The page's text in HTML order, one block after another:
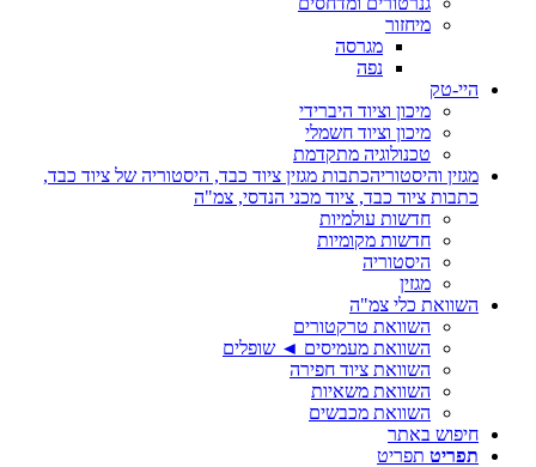
מיחזור
מגרסה
נפה
היי-טק
מיכון וציוד היברידי
מיכון וציוד חשמלי
טכנולוגיה מתקדמת
מגזין והיסטוריהכתבות מגזין ציוד כבד, היסטוריה של ציוד כבד,
כתבות ציוד כבד, ציוד מכני הנדסי, צמ"ה
חדשות עולמיות
חדשות מקומיות
היסטוריה
מגזין
השוואת כלי צמ"ה
השוואת טרקטורים
השוואת מעמיסים ◄ שופלים
השוואת ציוד חפירה
השוואת משאיות
השוואת מכבשים
חיפוש באתר
תפריט תפריט